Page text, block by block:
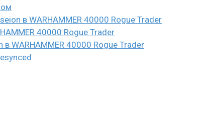
в WARHAMMER 40000 Rogue Trader
40000 Rogue Trader
WARHAMMER 40000 Rogue Trader